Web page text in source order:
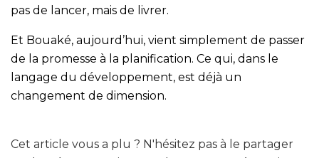
pas de lancer, mais de livrer.
Et Bouaké, aujourd’hui, vient simplement de passer
de la promesse à la planification. Ce qui, dans le
langage du développement, est déjà un
changement de dimension.
Cet article vous a plu ? N'hésitez pas à le partager